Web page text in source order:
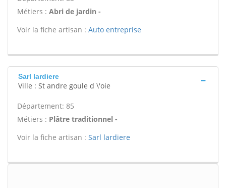
Métiers : Abri de jardin -
Voir la fiche artisan : Auto entreprise
Sarl lardiere
Ville : St andre goule d \'oie
Département: 85
Métiers : Plâtre traditionnel -
Voir la fiche artisan : Sarl lardiere